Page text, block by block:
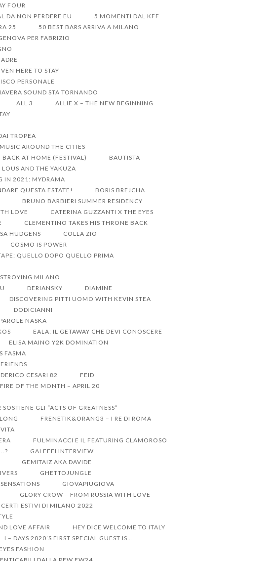
FOUR
DA NON PERDERE EU
5 MOMENTI DAL KFF
25
50 BEST BARS ARRIVA A MILANO
PER FABRIZIO
HERE TO STAY
PERSONALE
SOUND STA TORNANDO
ALL 3
ALLIE X – THE NEW BEGINNING
TROPEA
AROUND THE CITIES
BACK AT HOME (FESTIVAL)
BAUTISTA
AND THE YAKUZA
IN 2021: MYDRAMA
QUESTA ESTATE!
BORIS BREJCHA
BRUNO BARBIERI SUMMER RESIDENCY
LOVE
CATERINA GUZZANTI X THE EYES
CLEMENTINO TAKES HIS THRONE BACK
HUDGENS
COLLA ZIO
COSMO IS POWER
QUELLO DOPO QUELLO PRIMA
MILANO
DERIANSKY
DIAMINE
DISCOVERING PITTI UOMO WITH KEVIN STEA
DODICIANNI
NASKA
EALA: IL GETAWAY CHE DEVI CONOSCERE
ELISA MAINO Y2K DOMINATION
FASMA
CESARI 82
FEID
FIRE OF THE MONTH – APRIL 20
GLI “ACTS OF GREATNESS”
FRENETIK&ORANG3 – I RE DI ROMA
FULMINACCI E IL FEATURING CLAMOROSO
GALEFFI INTERVIEW
GEMITAIZ AKA DAVIDE
GHETTOJUNGLE
GIOVAPIUGIOVA
GLORY CROW – FROM RUSSIA WITH LOVE
ESTIVI DI MILANO 2022
LOVE AFFAIR
HEY DICE WELCOME TO ITALY
I – DAYS 2020’S FIRST SPECIAL GUEST IS…
FASHION